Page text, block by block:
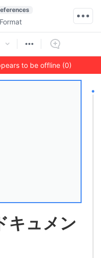
Format
to be offline (0)
キュメン